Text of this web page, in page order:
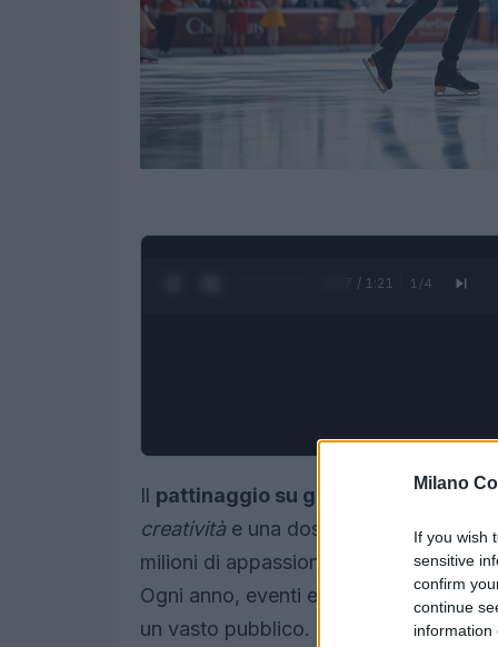
Milano
If you wish
sensitive
confirm
continue
information
0:28 / 1:21 1 /4
Il pattinaggio su ghiaccio è
creativitàe una dose di adrenalina.
milioni di appassionati in tutto il
Ogni anno, eventi e competizioni si
un vasto pubblico.